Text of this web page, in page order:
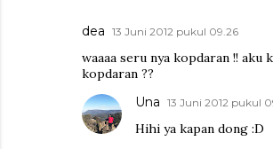
dea 13 Juni 2012 pukul 09.26
waaaa seru nya kopdaran !! aku
kopdaran ??
Una 13 Juni 2012 pukul
Hihi ya kapan dong :D